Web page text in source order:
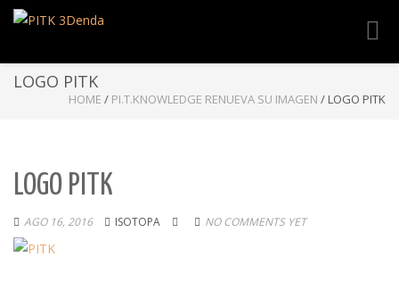
LOGO PITK
HOME / PI.T.KNOWLEDGE RENUEVA SU IMAGEN / LOGO PITK
LOGO PITK
AGO 16, 2016 ISOTOPA NO COMMENTS YET